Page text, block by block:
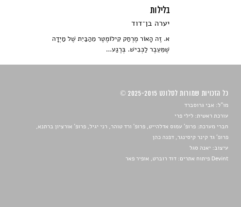
בלילות
יערה בן־דוד
א. זֶה הָאוֹר מֶרְחַק קִילוֹמֶטֶר מֵהַבַּיִת שֶׁל מַיְדָה
שֶׁמֵּעֵבֶר לַכְּבִישׁ. בְּרֶגַע...
כל הזכויות שמורות לסלונט 2025-2015 ©
מו"ל: אבי גרוסברד
עורכת ראשית: לילי פרי
חברי מערכת: פרופ' עמוס אדלהייט, פרופ' ורד טוהר, רני יגיל, פרופ' אורציון ברתנא,
פרופ' גד קינר קיסינגר, דפנה כהן
עיצוב: יאנה סגל
Devint פיתוח אתרים: דוד רוברט, אופיר פאר